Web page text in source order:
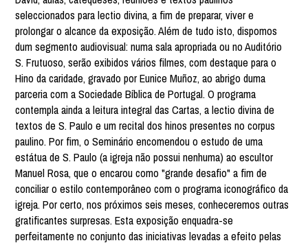
seleccionados para lectio divina, a fim de preparar, viver e
prolongar o alcance da exposição. Além de tudo isto, dispomos
dum segmento audiovisual: numa sala apropriada ou no Auditório
S. Frutuoso, serão exibidos vários filmes, com destaque para o
Hino da caridade, gravado por Eunice Muñoz, ao abrigo duma
parceria com a Sociedade Bíblica de Portugal. O programa
contempla ainda a leitura integral das Cartas, a lectio divina de
textos de S. Paulo e um recital dos hinos presentes no corpus
paulino. Por fim, o Seminário encomendou o estudo de uma
estátua de S. Paulo (a igreja não possui nenhuma) ao escultor
Manuel Rosa, que o encarou como "grande desafio" a fim de
conciliar o estilo contemporâneo com o programa iconográfico da
igreja. Por certo, nos próximos seis meses, conheceremos outras
gratificantes surpresas. Esta exposição enquadra-se
perfeitamente no conjunto das iniciativas levadas a efeito pelas